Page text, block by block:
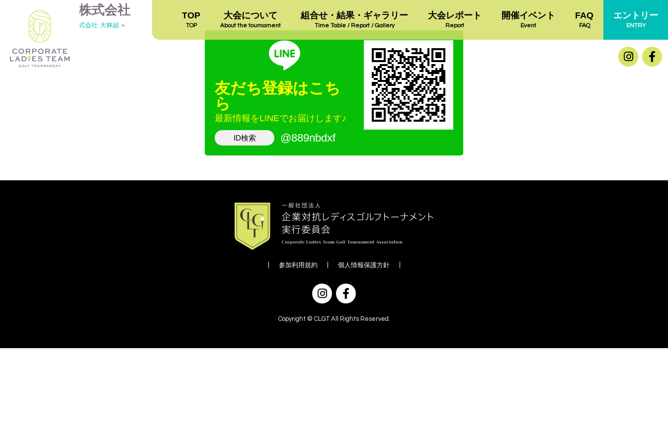
TOP
TOP
大会について
About the tournament
組合せ・結果・ギャラリー
Time Table / Report / Gallery
大会レポート
Report
開催イベント
Event
FAQ
FAQ
エントリー
ENTRY
住友ゴム工業株式会社
住友ゴム工業株式会社 株式会社 大林組 »
友だち登録はこち
ら
最新情報をLINEでお届けします♪
ID検索 @889nbdxf
参加利用規約 個人情報保護方針
Copyright © CLGT All Rights Reserved.